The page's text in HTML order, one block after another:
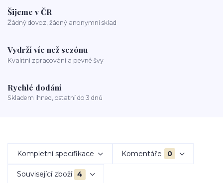
Šijeme v ČR
Žádný dovoz, žádný anonymní sklad
Vydrží víc než sezónu
Kvalitní zpracování a pevné švy
Rychlé dodání
Skladem ihned, ostatní do 3 dnů
Kompletní specifikace Komentáře 0
Související zboží 4